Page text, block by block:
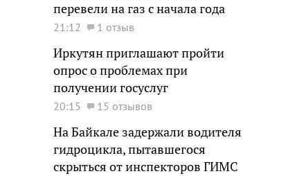
перевели на газ с начала года
21:12 1 отзыв
Иркутян приглашают пройти
опрос о проблемах при
получении госуслуг
20:15 15 отзывов
На Байкале задержали водителя
гидроцикла, пытавшегося
скрыться от инспекторов ГИМС